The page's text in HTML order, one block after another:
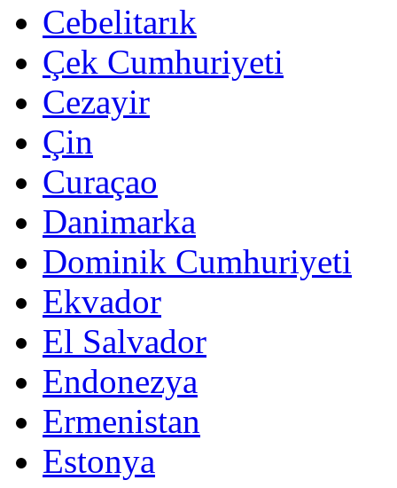
Cebelitarık
Çek Cumhuriyeti
Cezayir
Çin
Curaçao
Danimarka
Dominik Cumhuriyeti
Ekvador
El Salvador
Endonezya
Ermenistan
Estonya